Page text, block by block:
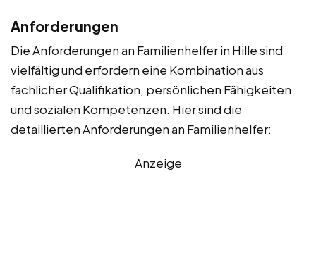
Anforderungen
Die Anforderungen an Familienhelfer in Hille sind
vielfältig und erfordern eine Kombination aus
fachlicher Qualifikation, persönlichen Fähigkeiten
und sozialen Kompetenzen. Hier sind die
detaillierten Anforderungen an Familienhelfer:
Anzeige